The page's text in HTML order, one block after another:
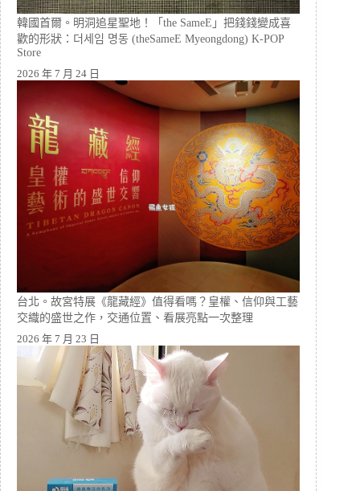
韓國首爾。明洞追星聖地！「the SameE」把錢錢變成喜
歡的形狀：더세임 명동 (theSameE Myeongdong) K-POP
Store
2026 年 7 月 24 日
台北。故宮特展《龍藏經》值得看嗎？皇權、信仰與工藝
交織的盛世之作，交通位置、看展亮點一次整理
2026 年 7 月 23 日